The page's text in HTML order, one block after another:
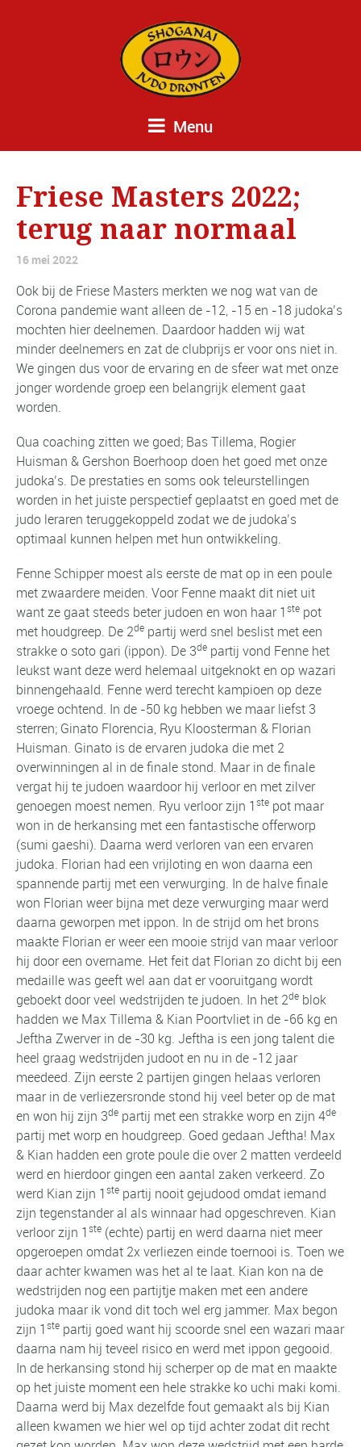
Menu
Friese Masters 2022;
terug naar normaal
16 mei 2022
Ook bij de Friese Masters merkten we nog wat van de
Corona pandemie want alleen de -12, -15 en -18 judoka’s
mochten hier deelnemen. Daardoor hadden wij wat
minder deelnemers en zat de clubprijs er voor ons niet in.
We gingen dus voor de ervaring en de sfeer wat met onze
jonger wordende groep een belangrijk element gaat
worden.
Qua coaching zitten we goed; Bas Tillema, Rogier
Huisman & Gershon Boerhoop doen het goed met onze
judoka’s. De prestaties en soms ook teleurstellingen
worden in het juiste perspectief geplaatst en goed met de
judo leraren teruggekoppeld zodat we de judoka’s
optimaal kunnen helpen met hun ontwikkeling.
Fenne Schipper moest als eerste de mat op in een poule
met zwaardere meiden. Voor Fenne maakt dit niet uit
want ze gaat steeds beter judoen en won haar 1ste pot
met houdgreep. De 2de partij werd snel beslist met een
strakke o soto gari (ippon). De 3de partij vond Fenne het
leukst want deze werd helemaal uitgeknokt en op wazari
binnengehaald. Fenne werd terecht kampioen op deze
vroege ochtend. In de -50 kg hebben we maar liefst 3
sterren; Ginato Florencia, Ryu Kloosterman & Florian
Huisman. Ginato is de ervaren judoka die met 2
overwinningen al in de finale stond. Maar in de finale
vergat hij te judoen waardoor hij verloor en met zilver
genoegen moest nemen. Ryu verloor zijn 1ste pot maar
won in de herkansing met een fantastische offerworp
(sumi gaeshi). Daarna werd verloren van een ervaren
judoka. Florian had een vrijloting en won daarna een
spannende partij met een verwurging. In de halve finale
won Florian weer bijna met deze verwurging maar werd
daarna geworpen met ippon. In de strijd om het brons
maakte Florian er weer een mooie strijd van maar verloor
hij door een overname. Het feit dat Florian zo dicht bij een
medaille was geeft wel aan dat er vooruitgang wordt
geboekt door veel wedstrijden te judoen. In het 2de blok
hadden we Max Tillema & Kian Poortvliet in de -66 kg en
Jeftha Zwerver in de -30 kg. Jeftha is een jong talent die
heel graag wedstrijden judoot en nu in de -12 jaar
meedeed. Zijn eerste 2 partijen gingen helaas verloren
maar in de verliezersronde stond hij veel beter op de mat
en won hij zijn 3de partij met een strakke worp en zijn 4de
partij met worp en houdgreep. Goed gedaan Jeftha! Max
& Kian hadden een grote poule die over 2 matten verdeeld
werd en hierdoor gingen een aantal zaken verkeerd. Zo
werd Kian zijn 1ste partij nooit gejudood omdat iemand
zijn tegenstander al als winnaar had opgeschreven. Kian
verloor zijn 1ste (echte) partij en werd daarna niet meer
opgeroepen omdat 2x verliezen einde toernooi is. Toen we
daar achter kwamen was het al te laat. Kian kon na de
wedstrijden nog een partijtje maken met een andere
judoka maar ik vond dit toch wel erg jammer. Max begon
zijn 1ste partij goed want hij scoorde snel een wazari maar
daarna nam hij teveel risico en werd met ippon gegooid.
In de herkansing stond hij scherper op de mat en maakte
op het juiste moment een hele strakke ko uchi maki komi.
Daarna werd bij Max dezelfde fout gemaakt als bij Kian
alleen kwamen we hier wel op tijd achter zodat dit recht